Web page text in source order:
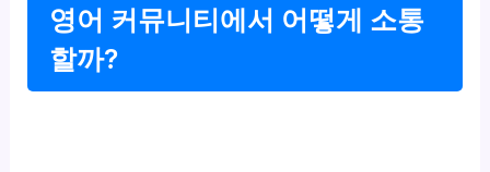
영어 커뮤니티에서 어떻게 소통
할까?